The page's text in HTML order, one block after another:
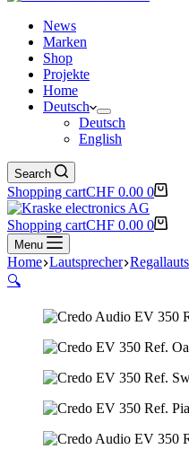
News
Marken
Shop
Projekte
Home
Deutsch
Deutsch
English
Search
Shopping cartCHF 0.00 0
Shopping cartCHF 0.00 0
Menu
Home Lautsprecher
🔍